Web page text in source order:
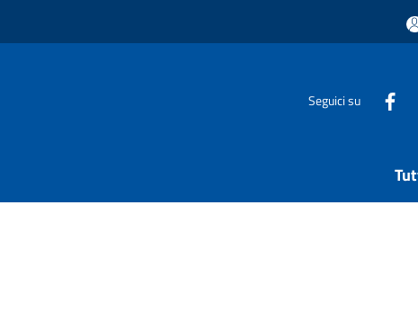
Seguici su